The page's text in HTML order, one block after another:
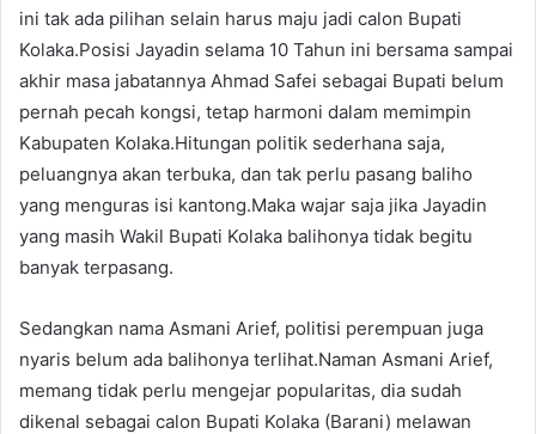
ini tak ada pilihan selain harus maju jadi calon Bupati
Kolaka.Posisi Jayadin selama 10 Tahun ini bersama sampai
akhir masa jabatannya Ahmad Safei sebagai Bupati belum
pernah pecah kongsi, tetap harmoni dalam memimpin
Kabupaten Kolaka.Hitungan politik sederhana saja,
peluangnya akan terbuka, dan tak perlu pasang baliho
yang menguras isi kantong.Maka wajar saja jika Jayadin
yang masih Wakil Bupati Kolaka balihonya tidak begitu
banyak terpasang.
Sedangkan nama Asmani Arief, politisi perempuan juga
nyaris belum ada balihonya terlihat.Naman Asmani Arief,
memang tidak perlu mengejar popularitas, dia sudah
dikenal sebagai calon Bupati Kolaka (Barani) melawan